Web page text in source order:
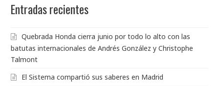
Entradas recientes
Quebrada Honda cierra junio por todo lo alto con las
batutas internacionales de Andrés González y Christophe
Talmont
El Sistema compartió sus saberes en Madrid